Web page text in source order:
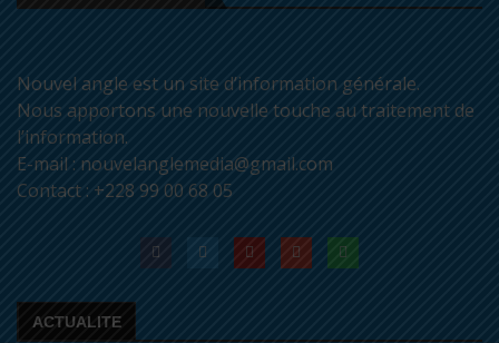
Nouvel angle est un site d’information générale.
Nous apportons une nouvelle touche au traitement de
l’information.
E-mail : nouvelanglemedia@gmail.com
Contact : +228 99 00 68 05
ACTUALITE